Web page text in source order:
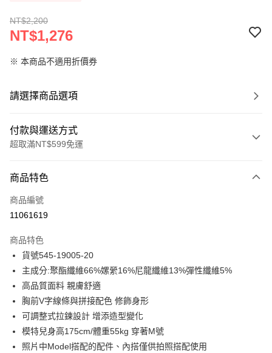
NT$2,200
NT$1,276
※ 本商品不適用折價券
請選擇商品選項
付款與運送方式
超取滿NT$599免運
信用卡一次付款
信用卡分期付款
合作金庫商業銀行
華南商業銀行
上海商業儲蓄銀行
台北富邦商業銀行
國泰世華商業銀行
臺灣中小企業銀行
台中商業銀行
匯豐（台灣）商業銀行
聯邦商業銀行
元大商業銀行
永豐商業銀行
玉山商業銀行
星展（台灣）商業銀行
超商取貨付款
LINE Pay
Apple Pay
街口支付
商品特色
商品編號
11061619
商品特色
貨號545-19005-20
主成分:聚酯纖維66%嫘縈16%尼龍纖維13%彈性纖維5%
高品質面料 親膚舒適
胸前V字線條與拼接配色 修飾身形
可調整式拉鍊設計 增添造型變化
模特兒身高175cm/體重55kg 穿著M號
照片中Model搭配的配件、內搭僅供拍照搭配使用